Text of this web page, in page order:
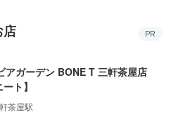
店 PR
アガーデン BONE T 三軒茶屋店
ート】
茶屋駅